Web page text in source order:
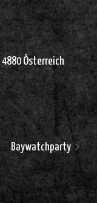
4880 Österreich
Baywatchparty